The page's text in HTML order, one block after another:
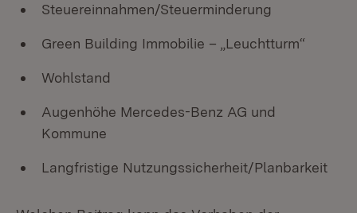
Steuereinnahmen/Steuerminderung
Green Building Immobilie – „Leuchtturm“
Wohlstand
Augenhöhe Mercedes-Benz AG und
Kommune
Langfristige Nutzungssicherheit/Planbarkeit